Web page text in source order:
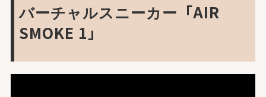
バーチャルスニーカー「AIR
SMOKE 1」